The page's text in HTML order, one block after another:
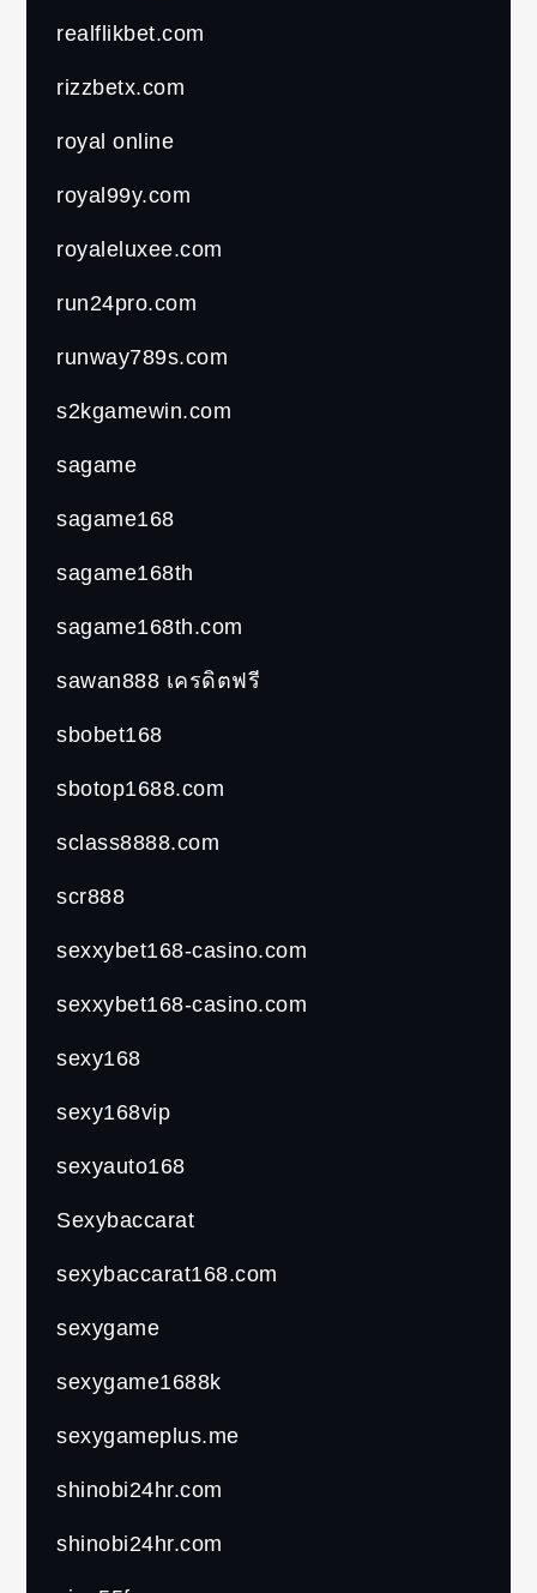
realflikbet.com
rizzbetx.com
royal online
royal99y.com
royaleluxee.com
run24pro.com
runway789s.com
s2kgamewin.com
sagame
sagame168
sagame168th
sagame168th.com
sawan888 เครดิตฟรี
sbobet168
sbotop1688.com
sclass8888.com
scr888
sexxybet168-casino.com
sexxybet168-casino.com
sexy168
sexy168vip
sexyauto168
Sexybaccarat
sexybaccarat168.com
sexygame
sexygame1688k
sexygameplus.me
shinobi24hr.com
shinobi24hr.com